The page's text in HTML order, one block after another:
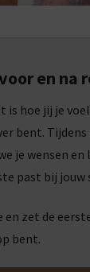
en na
hoe jij je
bent.
je wensen en
past bij jouw
zet de
bent.